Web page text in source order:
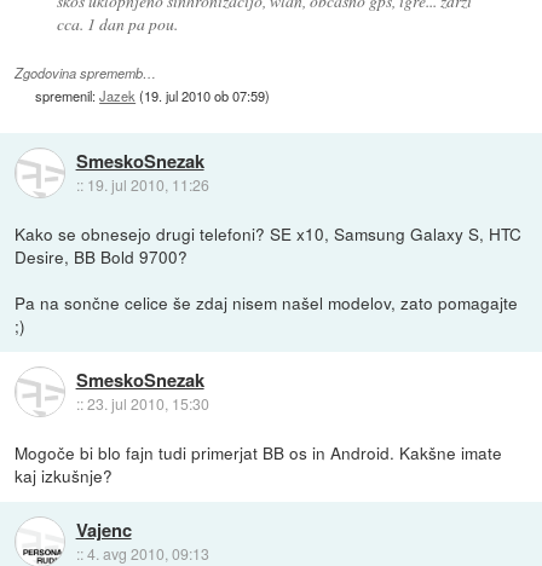
cca. 1 dan pa pou.
Zgodovina sprememb…
spremenil:Jazek (19. jul 2010 ob 07:59)
SmeskoSnezak
:: 19. jul 2010, 11:26
Kako se obnesejo drugi telefoni? SE x10, Samsung Galaxy S, HTC
Desire, BB Bold 9700?
Pa na sončne celice še zdaj nisem našel modelov, zato pomagajte
;)
SmeskoSnezak
::23. jul 2010, 15:30
Mogoče bi blo fajn tudi primerjat BB os in Android. Kakšne imate
kaj izkušnje?
Vajenc
::4. avg 2010, 09:13